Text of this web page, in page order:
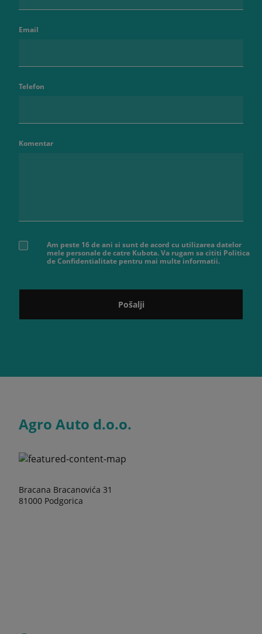
Email
Telefon
Komentar
Am peste 16 de ani si sunt de acord cu utilizarea datelor
mele personale de catre Kubota. Va rugam sa cititi Politica
de Confidentialitate pentru mai multe informatii.
Pošalji
Agro Auto d.o.o.
Bracana Bracanovića 31
81000 Podgorica